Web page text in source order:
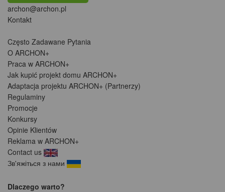
archon@archon.pl
Kontakt
Często Zadawane Pytania
O ARCHON+
Praca w ARCHON+
Jak kupić projekt domu ARCHON+
Adaptacja projektu ARCHON+ (Partnerzy)
Regulaminy
Promocje
Konkursy
Opinie Klientów
Reklama w ARCHON+
Contact us
Зв'яжіться з нами
Dlaczego warto?